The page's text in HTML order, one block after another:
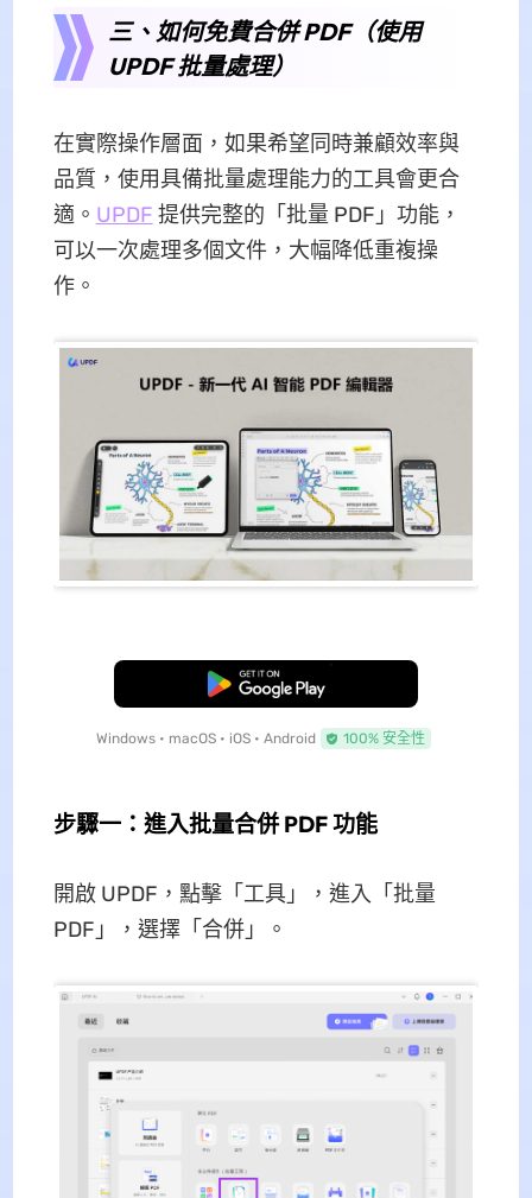
三、如何免費合併 PDF（使用
UPDF 批量處理）
在實際操作層面，如果希望同時兼顧效率與
品質，使用具備批量處理能力的工具會更合
適。 UPDF 提供完整的「批量 PDF」功能，
可以一次處理多個文件，大幅降低重複操
作。
免費下載
Windows • macOS • iOS • Android 100% 安全性
步驟一：進入批量合併 PDF 功能
開啟 UPDF，點擊「工具」，進入「批量
PDF」，選擇「合併」。